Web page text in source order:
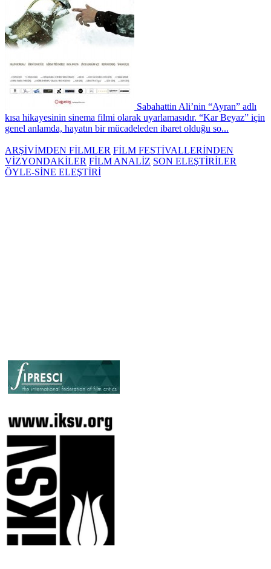
Sabahattin Ali’nin “Ayran” adlı
kısa hikayesinin sinema filmi olarak uyarlamasıdır. “Kar Beyaz” için
genel anlamda, hayatın bir mücadeleden ibaret olduğu so...
ARŞİVİMDEN FİLMLER FİLM FESTİVALLERİNDEN
VİZYONDAKİLER FİLM ANALİZ SON ELEŞTİRİLER
ÖYLE-SİNE ELEŞTİRİ